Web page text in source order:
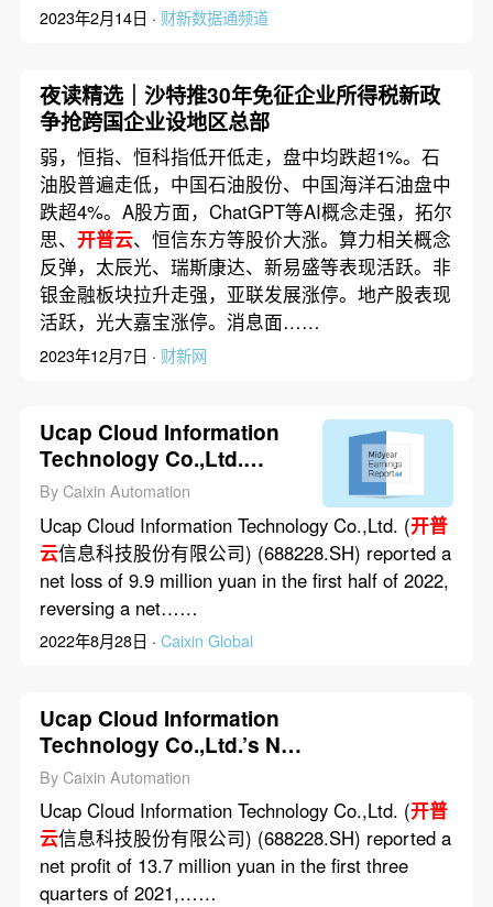
2023年2月14日 · 财新数据通频道
夜读精选｜沙特推30年免征企业所得税新政
争抢跨国企业设地区总部
弱，恒指、恒科指低开低走，盘中均跌超1%。石
油股普遍走低，中国石油股份、中国海洋石油盘中
跌超4%。A股方面，ChatGPT等AI概念走强，拓尔
思、 开普云、恒信东方等股价大涨。算力相关概念
反弹，太辰光、瑞斯康达、新易盛等表现活跃。非
银金融板块拉升走强，亚联发展涨停。地产股表现
活跃，光大嘉宝涨停。消息面……
2023年12月7日 · 财新网
Ucap Cloud Information
Technology Co.,Ltd.
Posted 9.9 Million Yuan
Net Loss in First Half of
2022
By Caixin Automation
Ucap Cloud Information Technology Co.,Ltd. (开普
云信息科技股份有限公司) (688228.SH) reported a
net loss of 9.9 million yuan in the first half of 2022,
reversing a net……
2022年8月28日 · Caixin Global
Ucap Cloud Information
Technology Co.,Ltd.’s Net
Profit Dropped 39.3% in
First Three Quarters of
2021
By Caixin Automation
Ucap Cloud Information Technology Co.,Ltd. (开普
云信息科技股份有限公司) (688228.SH) reported a
net profit of 13.7 million yuan in the first three
quarters of 2021,……